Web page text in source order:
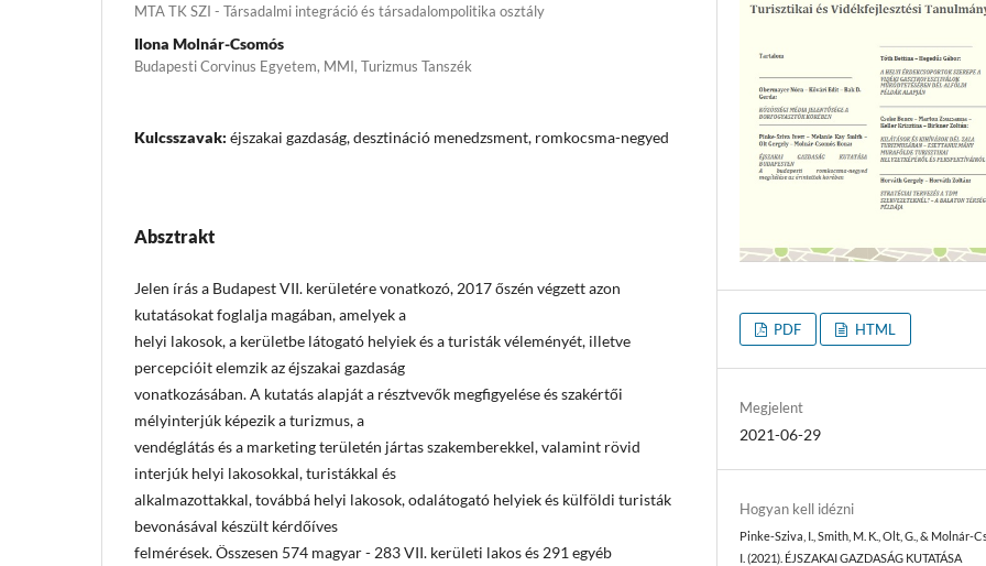
MTA TK SZI - Társadalmi integráció és társadalompolitika osztály
Ilona Molnár-Csomós
Budapesti Corvinus Egyetem, MMI, Turizmus Tanszék
Kulcsszavak: éjszakai gazdaság, desztináció menedzsment, romkocsma-negyed
Absztrakt
Jelen írás a Budapest VII. kerületére vonatkozó, 2017 őszén végzett azon
kutatásokat foglalja magában, amelyek a
helyi lakosok, a kerületbe látogató helyiek és a turisták véleményét, illetve
percepcióit elemzik az éjszakai gazdaság
vonatkozásában. A kutatás alapját a résztvevők megfigyelése és szakértői
mélyinterjúk képezik a turizmus, a
vendéglátás és a marketing területén jártas szakemberekkel, valamint rövid
interjúk helyi lakosokkal, turistákkal és
alkalmazottakkal, továbbá helyi lakosok, odalátogató helyiek és külföldi turisták
bevonásával készült kérdőíves
felmérések. Összesen 574 magyar - 283 VII. kerületi lakos és 291 egyéb
PDF HTML
Megjelent
2021-06-29
Hogyan kell idézni
Pinke-Sziva, I., Smith, M. K., Olt, G., & Molnár-
I. (2021). ÉJSZAKAI GAZDASÁG KUTATÁSA